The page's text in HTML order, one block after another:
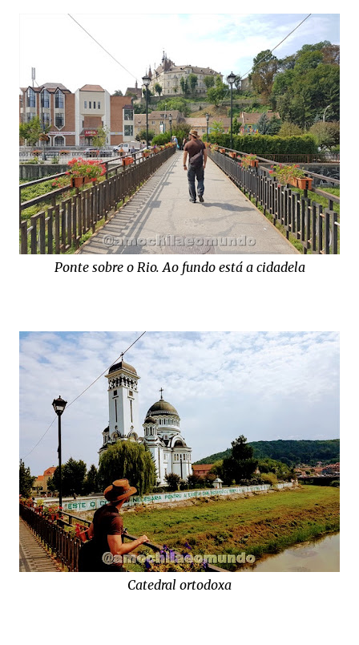
Ponte sobre o Rio. Ao fundo está a cidadela
Catedral ortodoxa